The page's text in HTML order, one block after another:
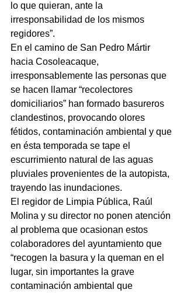
lo que quieran, ante la
irresponsabilidad de los mismos
regidores”.
En el camino de San Pedro Mártir
hacia Cosoleacaque,
irresponsablemente las personas que
se hacen llamar “recolectores
domiciliarios” han formado basureros
clandestinos, provocando olores
fétidos, contaminación ambiental y que
en ésta temporada se tape el
escurrimiento natural de las aguas
pluviales provenientes de la autopista,
trayendo las inundaciones.
El regidor de Limpia Pública, Raúl
Molina y su director no ponen atención
al problema que ocasionan estos
colaboradores del ayuntamiento que
“recogen la basura y la queman en el
lugar, sin importantes la grave
contaminación ambiental que